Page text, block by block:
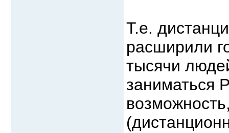
Т.е.
расширили
тысячи
заниматься